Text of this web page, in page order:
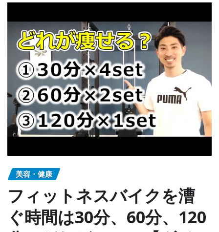
美容・健康
フィットネスバイクを漕
ぐ時間は30分、60分、120